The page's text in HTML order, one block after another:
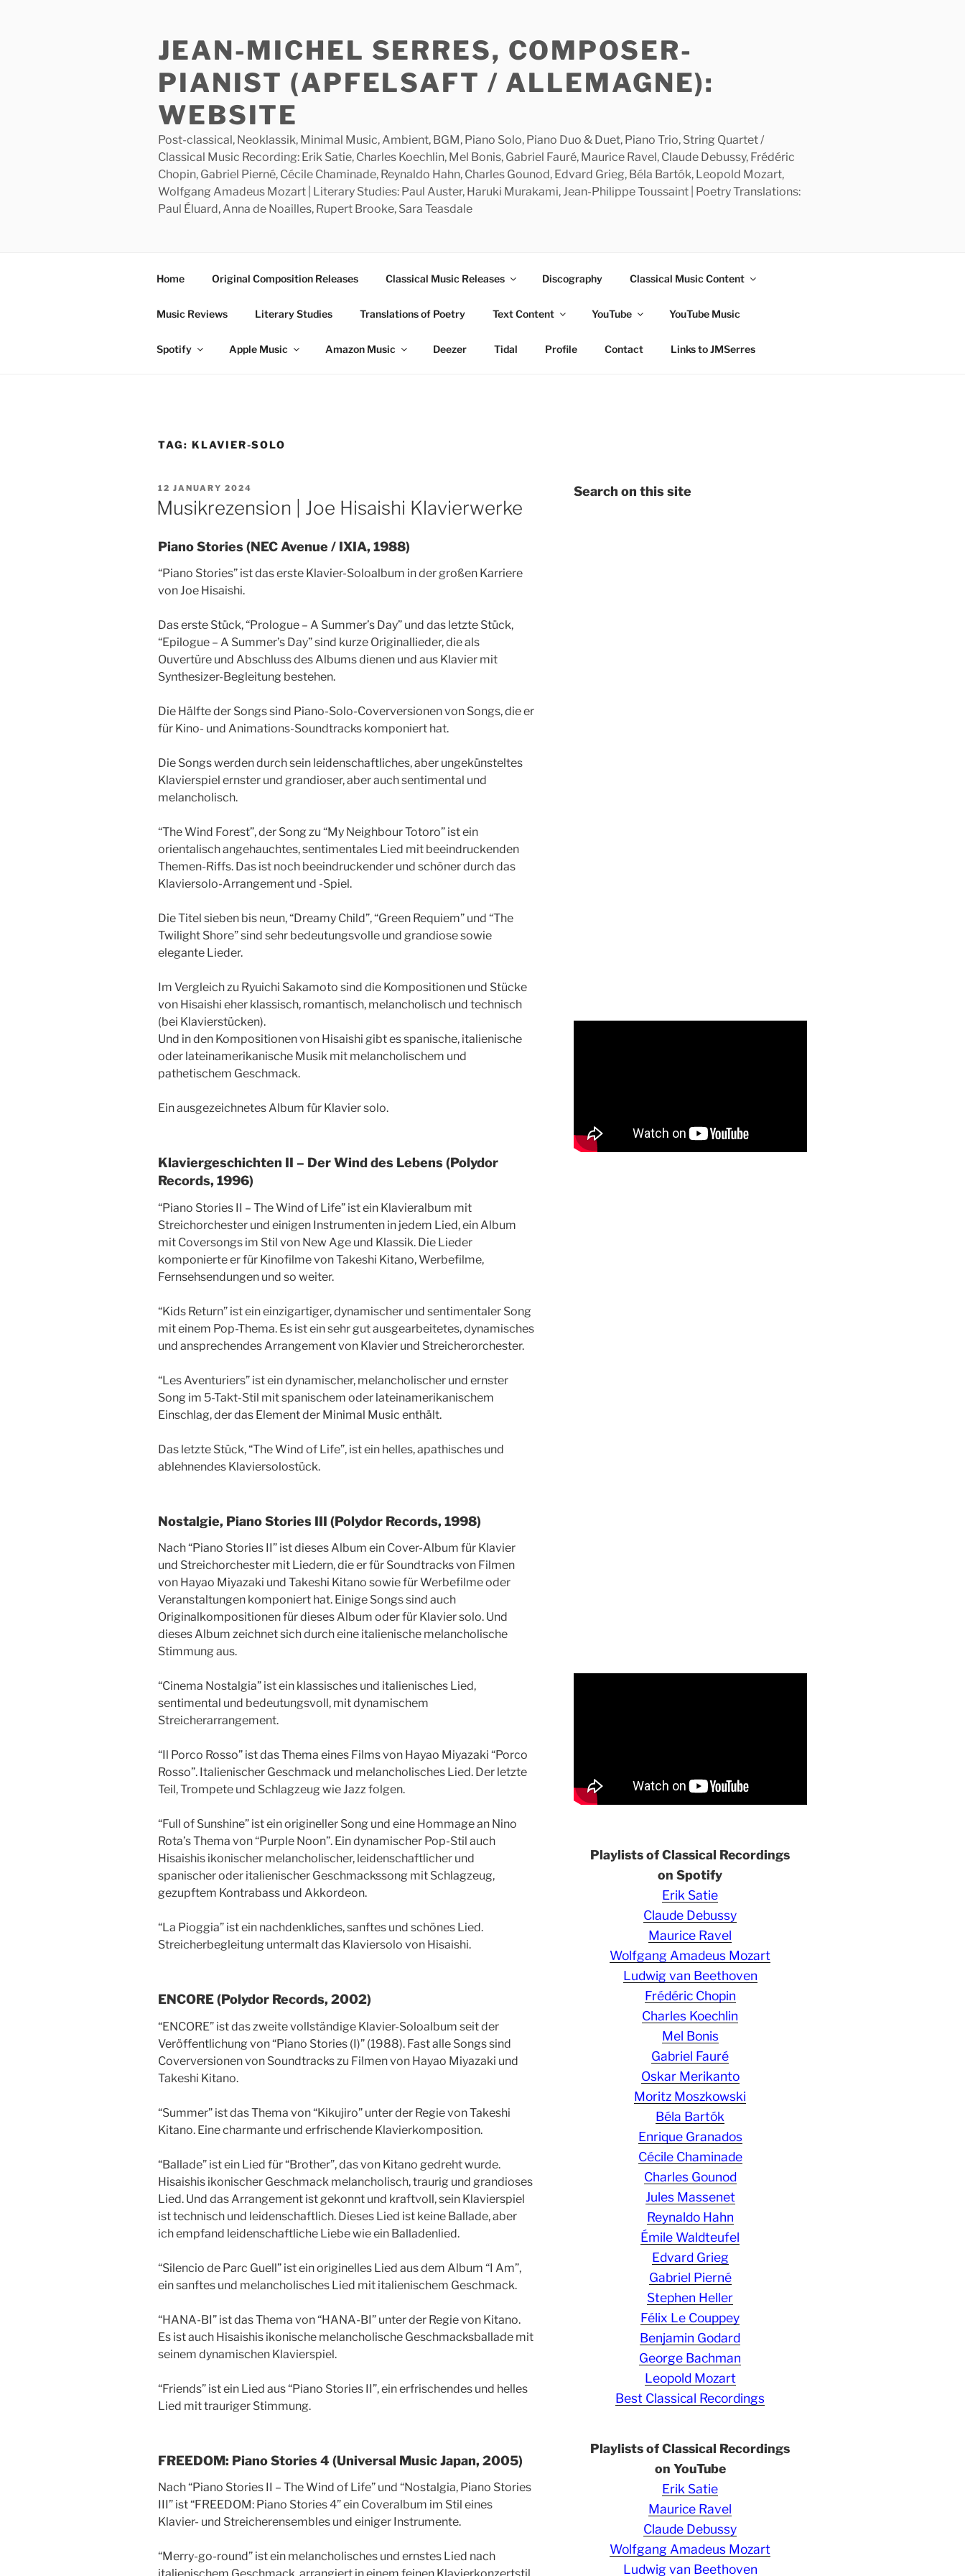
JEAN-MICHEL SERRES, COMPOSER-
PIANIST (APFELSAFT / ALLEMAGNE):
WEBSITE
Post-classical, Neoklassik, Minimal Music, Ambient, BGM, Piano Solo, Piano Duo & Duet, Piano Trio, String Quartet /
Classical Music Recording: Erik Satie, Charles Koechlin, Mel Bonis, Gabriel Fauré, Maurice Ravel, Claude Debussy, Frédéric
Chopin, Gabriel Pierné, Cécile Chaminade, Reynaldo Hahn, Charles Gounod, Edvard Grieg, Béla Bartók, Leopold Mozart,
Wolfgang Amadeus Mozart | Literary Studies: Paul Auster, Haruki Murakami, Jean-Philippe Toussaint | Poetry Translations:
Paul Éluard, Anna de Noailles, Rupert Brooke, Sara Teasdale
Home Original Composition Releases Classical Music Releases Discography Classical Music Content
Music Reviews Literary Studies Translations of Poetry Text Content YouTube YouTube Music
Spotify Apple Music Amazon Music Deezer Tidal Profile Contact Links to JMSerres
TAG: KLAVIER-SOLO
POSTED
ON
12 JANUARY 2024
Musikrezension | Joe Hisaishi Klavierwerke
Piano Stories (NEC Avenue / IXIA, 1988)
“Piano Stories” ist das erste Klavier-Soloalbum in der großen Karriere
von Joe Hisaishi.
Das erste Stück, “Prologue – A Summer’s Day” und das letzte Stück,
“Epilogue – A Summer’s Day” sind kurze Originallieder, die als
Ouvertüre und Abschluss des Albums dienen und aus Klavier mit
Synthesizer-Begleitung bestehen.
Die Hälfte der Songs sind Piano-Solo-Coverversionen von Songs, die er
für Kino- und Animations-Soundtracks komponiert hat.
Die Songs werden durch sein leidenschaftliches, aber ungekünsteltes
Klavierspiel ernster und grandioser, aber auch sentimental und
melancholisch.
“The Wind Forest”, der Song zu “My Neighbour Totoro” ist ein
orientalisch angehauchtes, sentimentales Lied mit beeindruckenden
Themen-Riffs. Das ist noch beeindruckender und schöner durch das
Klaviersolo-Arrangement und -Spiel.
Die Titel sieben bis neun, “Dreamy Child”, “Green Requiem” und “The
Twilight Shore” sind sehr bedeutungsvolle und grandiose sowie
elegante Lieder.
Im Vergleich zu Ryuichi Sakamoto sind die Kompositionen und Stücke
von Hisaishi eher klassisch, romantisch, melancholisch und technisch
(bei Klavierstücken).
Und in den Kompositionen von Hisaishi gibt es spanische, italienische
oder lateinamerikanische Musik mit melancholischem und
pathetischem Geschmack.
Ein ausgezeichnetes Album für Klavier solo.
Klaviergeschichten II – Der Wind des Lebens (Polydor
Records, 1996)
“Piano Stories II – The Wind of Life” ist ein Klavieralbum mit
Streichorchester und einigen Instrumenten in jedem Lied, ein Album
mit Coversongs im Stil von New Age und Klassik. Die Lieder
komponierte er für Kinofilme von Takeshi Kitano, Werbefilme,
Fernsehsendungen und so weiter.
“Kids Return” ist ein einzigartiger, dynamischer und sentimentaler Song
mit einem Pop-Thema. Es ist ein sehr gut ausgearbeitetes, dynamisches
und ansprechendes Arrangement von Klavier und Streicherorchester.
“Les Aventuriers” ist ein dynamischer, melancholischer und ernster
Song im 5-Takt-Stil mit spanischem oder lateinamerikanischem
Einschlag, der das Element der Minimal Music enthält.
Das letzte Stück, “The Wind of Life”, ist ein helles, apathisches und
ablehnendes Klaviersolostück.
Nostalgie, Piano Stories III (Polydor Records, 1998)
Nach “Piano Stories II” ist dieses Album ein Cover-Album für Klavier
und Streichorchester mit Liedern, die er für Soundtracks von Filmen
von Hayao Miyazaki und Takeshi Kitano sowie für Werbefilme oder
Veranstaltungen komponiert hat. Einige Songs sind auch
Originalkompositionen für dieses Album oder für Klavier solo. Und
dieses Album zeichnet sich durch eine italienische melancholische
Stimmung aus.
“Cinema Nostalgia” ist ein klassisches und italienisches Lied,
sentimental und bedeutungsvoll, mit dynamischem
Streicherarrangement.
“Il Porco Rosso” ist das Thema eines Films von Hayao Miyazaki “Porco
Rosso”. Italienischer Geschmack und melancholisches Lied. Der letzte
Teil, Trompete und Schlagzeug wie Jazz folgen.
“Full of Sunshine” ist ein origineller Song und eine Hommage an Nino
Rota’s Thema von “Purple Noon”. Ein dynamischer Pop-Stil auch
Hisaishis ikonischer melancholischer, leidenschaftlicher und
spanischer oder italienischer Geschmackssong mit Schlagzeug,
gezupftem Kontrabass und Akkordeon.
“La Pioggia” ist ein nachdenkliches, sanftes und schönes Lied.
Streicherbegleitung untermalt das Klaviersolo von Hisaishi.
ENCORE (Polydor Records, 2002)
“ENCORE” ist das zweite vollständige Klavier-Soloalbum seit der
Veröffentlichung von “Piano Stories (I)” (1988). Fast alle Songs sind
Coverversionen von Soundtracks zu Filmen von Hayao Miyazaki und
Takeshi Kitano.
“Summer” ist das Thema von “Kikujiro” unter der Regie von Takeshi
Kitano. Eine charmante und erfrischende Klavierkomposition.
“Ballade” ist ein Lied für “Brother”, das von Kitano gedreht wurde.
Hisaishis ikonischer Geschmack melancholisch, traurig und grandioses
Lied. Und das Arrangement ist gekonnt und kraftvoll, sein Klavierspiel
ist technisch und leidenschaftlich. Dieses Lied ist keine Ballade, aber
ich empfand leidenschaftliche Liebe wie ein Balladenlied.
“Silencio de Parc Guell” ist ein originelles Lied aus dem Album “I Am”,
ein sanftes und melancholisches Lied mit italienischem Geschmack.
“HANA-BI” ist das Thema von “HANA-BI” unter der Regie von Kitano.
Es ist auch Hisaishis ikonische melancholische Geschmacksballade mit
seinem dynamischen Klavierspiel.
“Friends” ist ein Lied aus “Piano Stories II”, ein erfrischendes und helles
Lied mit trauriger Stimmung.
FREEDOM: Piano Stories 4 (Universal Music Japan, 2005)
Nach “Piano Stories II – The Wind of Life” und “Nostalgia, Piano Stories
III” ist “FREEDOM: Piano Stories 4” ein Coveralbum im Stil eines
Klavier- und Streicherensembles und einiger Instrumente.
“Merry-go-round” ist ein melancholisches und ernstes Lied nach
Search on this site
Playlists of Classical Recordings
on Spotify
Erik Satie
Claude Debussy
Maurice Ravel
Wolfgang Amadeus Mozart
Ludwig van Beethoven
Frédéric Chopin
Charles Koechlin
Mel Bonis
Gabriel Fauré
Oskar Merikanto
Moritz Moszkowski
Béla Bartók
Enrique Granados
Cécile Chaminade
Charles Gounod
Jules Massenet
Reynaldo Hahn
Émile Waldteufel
Edvard Grieg
Gabriel Pierné
Stephen Heller
Félix Le Couppey
Benjamin Godard
George Bachman
Leopold Mozart
Best Classical Recordings
Playlists of Classical Recordings
on YouTube
Erik Satie
Maurice Ravel
Claude Debussy
Wolfgang Amadeus Mozart
Ludwig van Beethoven